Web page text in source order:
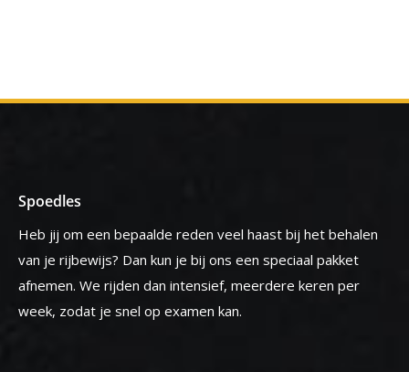
Spoedles
Heb jij om een bepaalde reden veel haast bij het behalen
van je rijbewijs? Dan kun je bij ons een speciaal pakket
afnemen. We rijden dan intensief, meerdere keren per
week, zodat je snel op examen kan.